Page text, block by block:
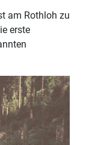
am Rothloh zu
erste